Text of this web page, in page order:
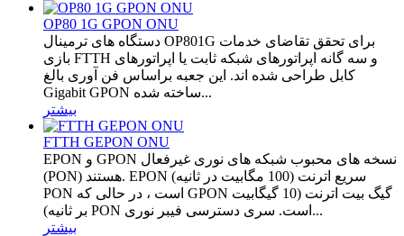
OP80 1G GPON ONU
دستگاه های ترمینال OP801G برای تحقق تقاضای خدمات
بازی FTTH و سه گانه اپراتورهای شبکه ثابت یا اپراتورهای
کابل طراحی شده اند. این جعبه براساس فن آوری بالغ
Gigabit GPON ساخته شده...
بیشتر
FTTH GEPON ONU
EPON و GPON نسخه های محبوب شبکه های نوری غیرفعال
(PON) هستند. EPON سریع اترنت (100 مگابیت در ثانیه)
PON است ، در حالی که GPON گیگ بیت اترنت (10 گیگابیت
بر ثانیه) PON است. سری دسترسی فیبر نوری...
بیشتر